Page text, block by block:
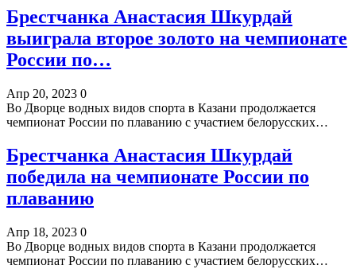
Брестчанка Анастасия Шкурдай
выиграла второе золото на чемпионате
России по…
Апр 20, 2023 0
Во Дворце водных видов спорта в Казани продолжается
чемпионат России по плаванию с участием белорусских…
Брестчанка Анастасия Шкурдай
победила на чемпионате России по
плаванию
Апр 18, 2023 0
Во Дворце водных видов спорта в Казани продолжается
чемпионат России по плаванию с участием белорусских…